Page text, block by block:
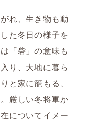
れ、生き物も動
た冬日の様子を
「砦」の意味も
り、大地に暮ら
と家に籠もる、
厳しい冬将軍か
についてイメー